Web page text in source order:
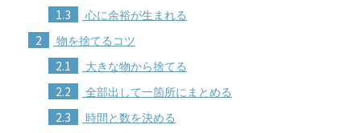
1.3 心に余裕が生まれる
2 物を捨てるコツ
2.1 大きな物から捨てる
2.2 全部出して一箇所にまとめる
2.3 時間と数を決める